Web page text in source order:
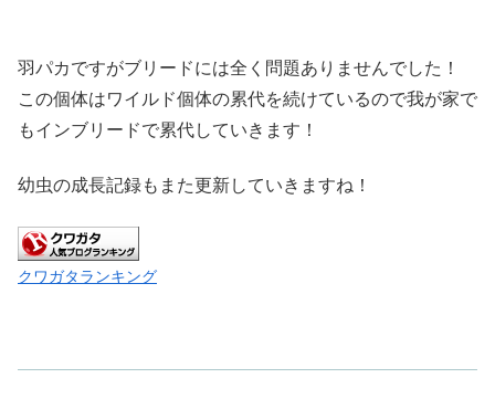
羽パカですがブリードには全く問題ありませんでした！
この個体はワイルド個体の累代を続けているので我が家で
もインブリードで累代していきます！
幼虫の成長記録もまた更新していきますね！
クワガタランキング